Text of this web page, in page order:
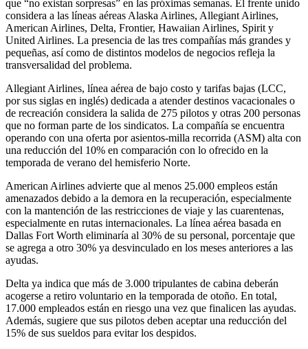
que “no existan sorpresas” en las próximas semanas. El frente unido
considera a las líneas aéreas Alaska Airlines, Allegiant Airlines,
American Airlines, Delta, Frontier, Hawaiian Airlines, Spirit y
United Airlines. La presencia de las tres compañías más grandes y
pequeñas, así como de distintos modelos de negocios refleja la
transversalidad del problema.
Allegiant Airlines, línea aérea de bajo costo y tarifas bajas (LCC,
por sus siglas en inglés) dedicada a atender destinos vacacionales o
de recreación considera la salida de 275 pilotos y otras 200 personas
que no forman parte de los sindicatos. La compañía se encuentra
operando con una oferta por asientos-milla recorrida (ASM) alta con
una reducción del 10% en comparación con lo ofrecido en la
temporada de verano del hemisferio Norte.
American Airlines advierte que al menos 25.000 empleos están
amenazados debido a la demora en la recuperación, especialmente
con la mantención de las restricciones de viaje y las cuarentenas,
especialmente en rutas internacionales. La línea aérea basada en
Dallas Fort Worth eliminaría al 30% de su personal, porcentaje que
se agrega a otro 30% ya desvinculado en los meses anteriores a las
ayudas.
Delta ya indica que más de 3.000 tripulantes de cabina deberán
acogerse a retiro voluntario en la temporada de otoño. En total,
17.000 empleados están en riesgo una vez que finalicen las ayudas.
Además, sugiere que sus pilotos deben aceptar una reducción del
15% de sus sueldos para evitar los despidos.